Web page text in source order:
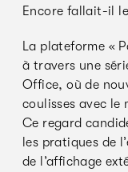
Encore fallait-il
La plateforme «
à travers une
Office, où de
coulisses avec le
Ce regard
les pratiques de
de l’affichage